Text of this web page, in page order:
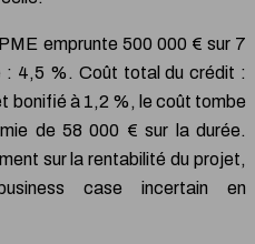
emprunte 500 000 € sur 7
: 4,5 %. Coût total du crédit :
bonifié à 1,2 %, le coût tombe
de 58 000 € sur la durée.
sur la rentabilité du projet,
case incertain en